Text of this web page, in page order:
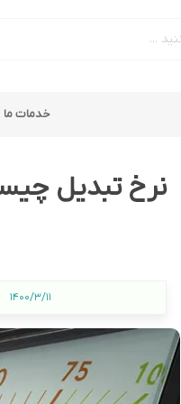
پلاگین
قالب های
خدمات ما
1400/3/11